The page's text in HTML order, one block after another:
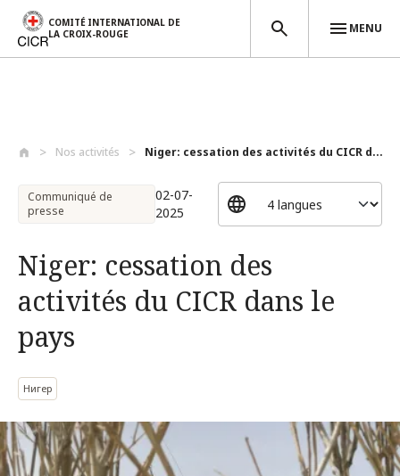
COMITÉ INTERNATIONAL DE
LA CROIX-ROUGE
MENU
Nos activités Niger: cessation des activités du CICR d...
Communiqué de
presse
02-07-
2025
Niger: cessation des
activités du CICR dans le
pays
Нигер